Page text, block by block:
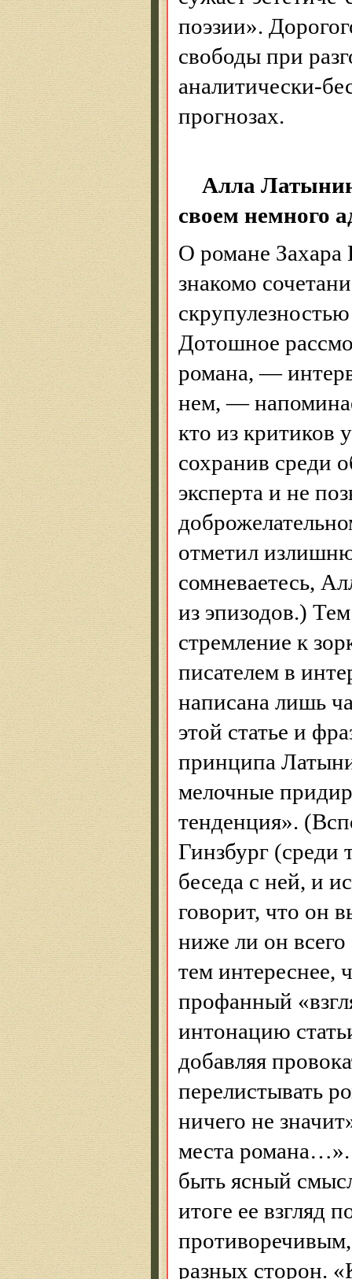
поэзии».
свободы при
аналитически-
прогнозах.
Алла
своем немного
О романе Захара
знакомо
Дотошное
романа, —
нем, —
кто из критиков
сохранив среди
эксперта и не
отметил
сомневаетесь,
из эпизодов.)
стремление к
писателем в
написана лишь
этой статье и
принципа
мелочные
тенденция».
Гинзбург (среди
беседа с ней, и
говорит, что он
ниже ли он всего
тем интереснее,
профанный
интонацию
добавляя
перелистывать
ничего не
места романа…».
быть ясный
итоге ее взгляд
разных сторон.